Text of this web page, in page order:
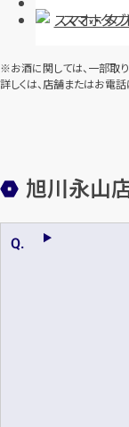
スマホ・タ
※お酒に関しては、一部取
詳しくは、店舗またはお電話
旭川永山